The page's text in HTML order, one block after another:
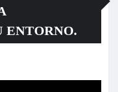
ENTORNO.